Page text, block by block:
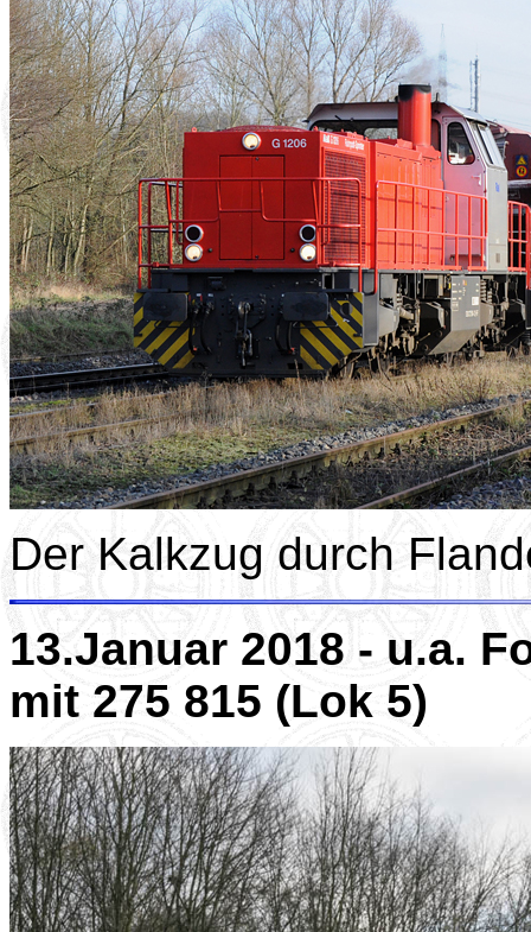
Der Kalkzug durch
13.Januar 2018 - u.a.
mit 275 815 (Lok 5)